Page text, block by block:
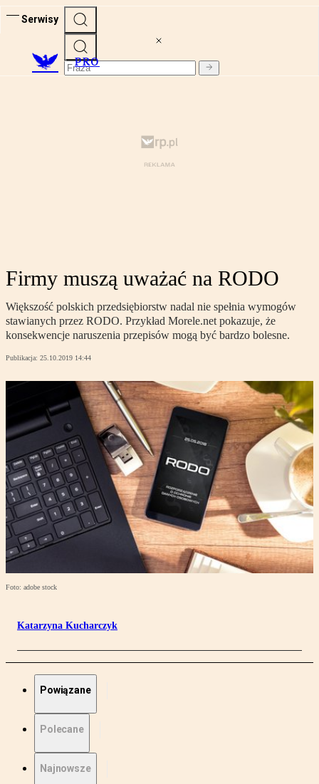
Serwisy
PRO
Firmy muszą uważać na RODO
Większość polskich przedsiębiorstw nadal nie spełnia wymogów
stawianych przez RODO. Przykład Morele.net pokazuje, że
konsekwencje naruszenia przepisów mogą być bardzo bolesne.
Publikacja: 25.10.2019 14:44
Foto: adobe stock
Katarzyna Kucharczyk
Powiązane
Polecane
Najnowsze